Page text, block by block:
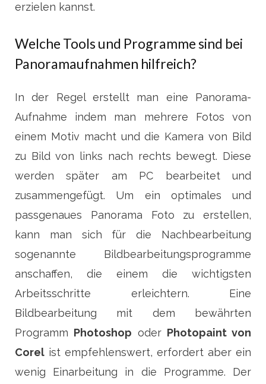
erzielen kannst.
Welche Tools und Programme sind bei
Panoramaufnahmen hilfreich?
In der Regel erstellt man eine Panorama-
Aufnahme indem man mehrere Fotos von
einem Motiv macht und die Kamera von Bild
zu Bild von links nach rechts bewegt. Diese
werden später am PC bearbeitet und
zusammengefügt. Um ein optimales und
passgenaues Panorama Foto zu erstellen,
kann man sich für die Nachbearbeitung
sogenannte Bildbearbeitungsprogramme
anschaffen, die einem die wichtigsten
Arbeitsschritte erleichtern. Eine
Bildbearbeitung mit dem bewährten
Programm Photoshop oder Photopaint von
Corel ist empfehlenswert, erfordert aber ein
wenig Einarbeitung in die Programme. Der